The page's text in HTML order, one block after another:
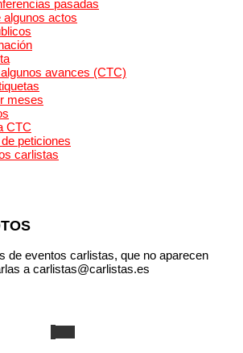
pasadas
actos
avances (CTC)
meses
CTC
peticiones
carlistas
de eventos carlistas, que no aparecen
a carlistas@carlistas.es